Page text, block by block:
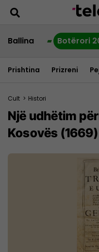
Ballina Botërori
Prishtina Prizreni
Cult > Histori
Një udhëtim
Kosovës (1669)